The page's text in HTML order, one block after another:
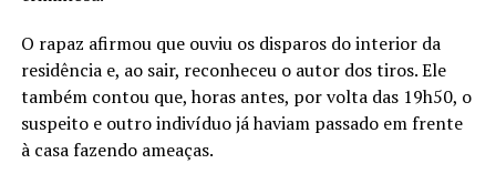
O rapaz afirmou que ouviu os disparos do interior da
residência e, ao sair, reconheceu o autor dos tiros. Ele
também contou que, horas antes, por volta das 19h50, o
suspeito e outro indivíduo já haviam passado em frente
à casa fazendo ameaças.